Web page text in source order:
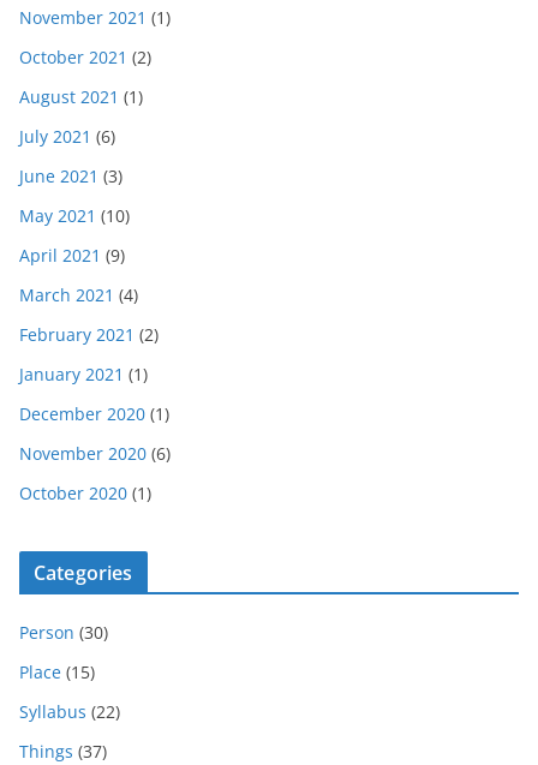
November 2021 (1)
October 2021 (2)
August 2021 (1)
July 2021 (6)
June 2021 (3)
May 2021 (10)
April 2021 (9)
March 2021 (4)
February 2021 (2)
January 2021 (1)
December 2020 (1)
November 2020 (6)
October 2020 (1)
Categories
Person (30)
Place (15)
Syllabus (22)
Things (37)